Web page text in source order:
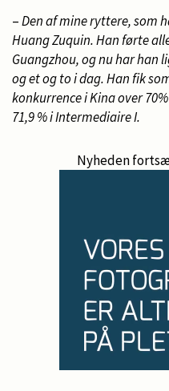
–Den af mine ryttere, som
Huang Zuquin. Han førte
Guangzhou, og nu har han
og et og to i dag. Han fik
konkurrence i Kina over
71,9 % i Intermediaire I.
Nyheden